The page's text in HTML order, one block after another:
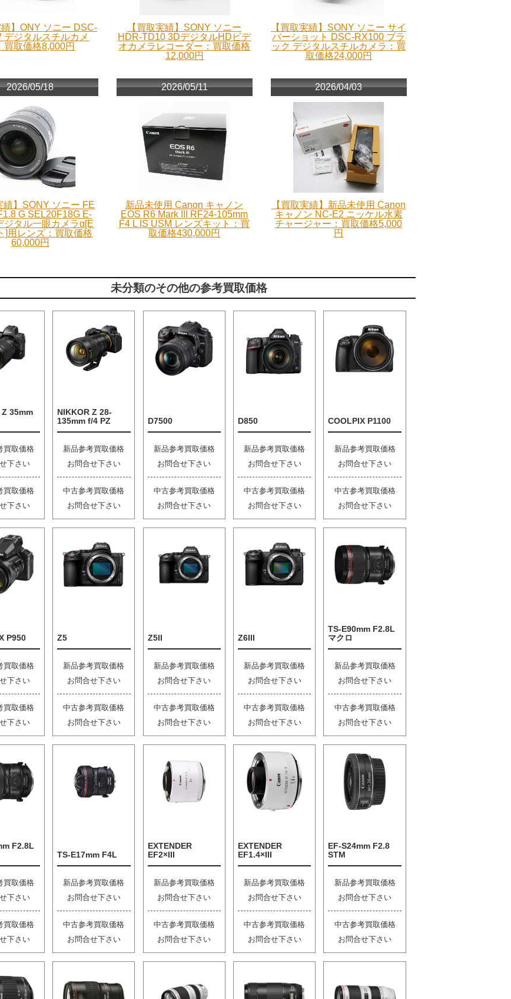
績】ONY ソニー DSC-
デジタルスチルカメ
買取価格8,000円
【買取実績】SONY ソニー
HDR-TD10 3DデジタルHDビデ
オカメラレコーダー：買取価格
12,000円
【買取実績】SONY ソニー サイ
バーショット DSC-RX100 ブラ
ック デジタルスチルカメラ：買
取価格24,000円
2026/05/18
績】SONY ソニー FE
G SEL20F18G E-
ジタル一眼カメラα[E
]用レンズ：買取価格
60,000円
2026/05/11
新品未使用 Canon キャノン
EOS R6 Mark III RF24-105mm
F4 L IS USM レンズキット：買
取価格430,000円
2026/04/03
【買取実績】新品未使用 Canon
キャノン NC-E2 ニッケル水素
チャージャー：買取価格5,000
円
未分類のその他の参考買取価格
Z 35mm
買取価格
下さい
買取価格
下さい
NIKKOR Z 28-
135mm f/4 PZ
新品参考買取価格
お問合せ下さい
中古参考買取価格
お問合せ下さい
D7500
新品参考買取価格
お問合せ下さい
中古参考買取価格
お問合せ下さい
D850
新品参考買取価格
お問合せ下さい
中古参考買取価格
お問合せ下さい
COOLPIX P1100
新品参考買取価格
お問合せ下さい
中古参考買取価格
お問合せ下さい
P950
買取価格
下さい
買取価格
下さい
Z5
新品参考買取価格
お問合せ下さい
中古参考買取価格
お問合せ下さい
Z5II
新品参考買取価格
お問合せ下さい
中古参考買取価格
お問合せ下さい
Z6III
新品参考買取価格
お問合せ下さい
中古参考買取価格
お問合せ下さい
TS-E90mm F2.8L
マクロ
新品参考買取価格
お問合せ下さい
中古参考買取価格
お問合せ下さい
F2.8L
買取価格
下さい
買取価格
下さい
TS-E17mm F4L
新品参考買取価格
お問合せ下さい
中古参考買取価格
お問合せ下さい
EXTENDER
EF2×III
新品参考買取価格
お問合せ下さい
中古参考買取価格
お問合せ下さい
EXTENDER
EF1.4×III
新品参考買取価格
お問合せ下さい
中古参考買取価格
お問合せ下さい
EF-S24mm F2.8
STM
新品参考買取価格
お問合せ下さい
中古参考買取価格
お問合せ下さい